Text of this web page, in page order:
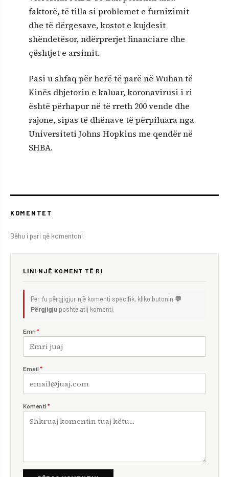
faktorë, të tilla si problemet e furnizimit
dhe të dërgesave, kostot e kujdesit
shëndetësor, ndërprerjet financiare dhe
çështjet e arsimit.
Pasi u shfaq për herë të parë në Wuhan të
Kinës dhjetorin e kaluar, koronavirusi i ri
është përhapur në të rreth 200 vende dhe
rajone, sipas të dhënave të përpiluara nga
Universiteti Johns Hopkins me qendër në
SHBA.
KOMENTET
Bëhu i pari që komenton!
LINI NJË KOMENT TË RI
Për t'u përgjigjur një komenti specifik, kliko butonin 💬
Përgjigju poshtë atij komenti.
Emri *
Email *
Komenti *